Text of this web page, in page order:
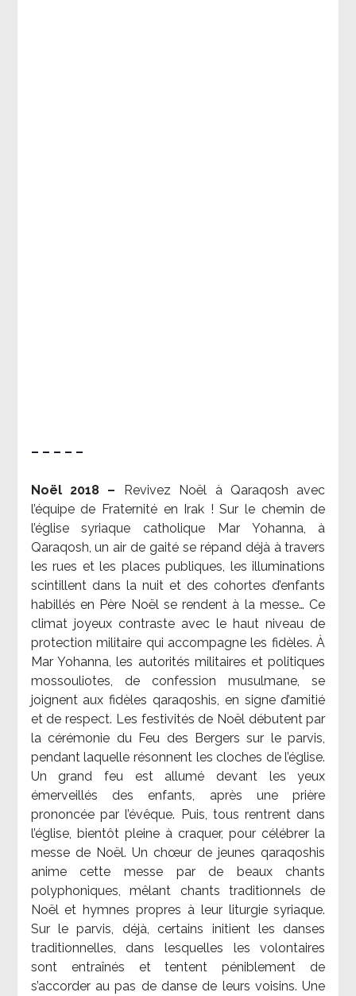
– – – – –
Noël 2018 –
Revivez Noël à Qaraqosh avec
l’équipe de Fraternité en Irak ! Sur le chemin de
l’église syriaque catholique Mar Yohanna, à
Qaraqosh, un air de gaité se répand déjà à travers
les rues et les places publiques, les illuminations
scintillent dans la nuit et des cohortes d’enfants
habillés en Père Noël se rendent à la messe… Ce
climat joyeux contraste avec le haut niveau de
protection militaire qui accompagne les fidèles. À
Mar Yohanna, les autorités militaires et politiques
mossouliotes, de confession musulmane, se
joignent aux fidèles qaraqoshis, en signe d’amitié
et de respect. Les festivités de Noël débutent par
la cérémonie du Feu des Bergers sur le parvis,
pendant laquelle résonnent les cloches de l’église.
Un grand feu est allumé devant les yeux
émerveillés des enfants, après une prière
prononcée par l’évêque. Puis, tous rentrent dans
l’église, bientôt pleine à craquer, pour célébrer la
messe de Noël. Un chœur de jeunes qaraqoshis
anime cette messe par de beaux chants
polyphoniques, mêlant chants traditionnels de
Noël et hymnes propres à leur liturgie syriaque.
Sur le parvis, déjà, certains initient les danses
traditionnelles, dans lesquelles les volontaires
sont entraînés et tentent péniblement de
s’accorder au pas de danse de leurs voisins. Une